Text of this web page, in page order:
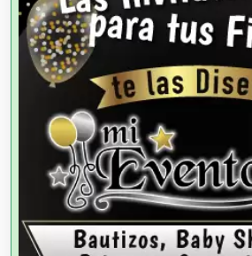
Agencias de Modelos
Agencias de Publicidad
Agencias de Viajes
Agricultores